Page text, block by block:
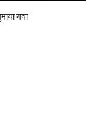
गया